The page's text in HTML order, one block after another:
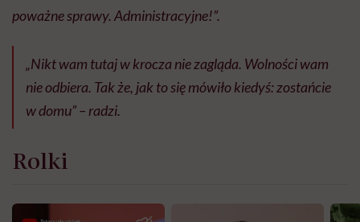
poważne sprawy. Administracyjne!”.
„Nikt wam tutaj w krocza nie zagląda. Wolności wam
nie odbiera. Tak że, jak to się mówiło kiedyś: zostańcie
w domu” – radzi.
Rolki